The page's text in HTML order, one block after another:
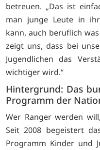
betreuen. „Das ist
man junge Leute in
kann, auch beruflich
zeigt uns, dass bei
Jugendlichen das
wichtiger wird.“
Hintergrund: Das
Programm der
Wer Ranger werden
Seit 2008 begeistert
Programm Kinder und